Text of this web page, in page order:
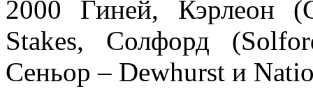
2000 Гиней, Кэрлеон
Stakes, Солфорд
Сеньор – Dewhurst и